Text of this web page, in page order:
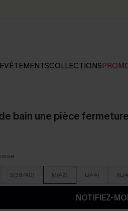
VÊTEMENTSCOLLECTIONS
bain une pièce
S(38/40) M(42) L(44)
NOTIFIEZ-MOI